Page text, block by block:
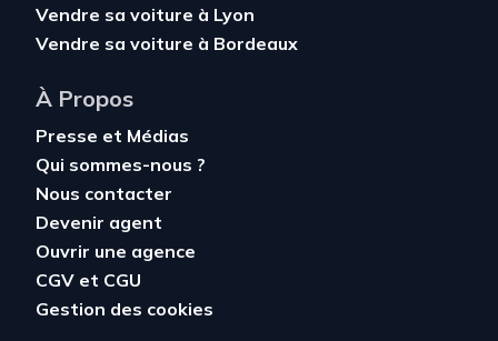
Vendre sa voiture à Lyon
Vendre sa voiture à Bordeaux
À Propos
Presse et Médias
Qui sommes-nous ?
Nous contacter
Devenir agent
Ouvrir une agence
CGV et CGU
Gestion des cookies